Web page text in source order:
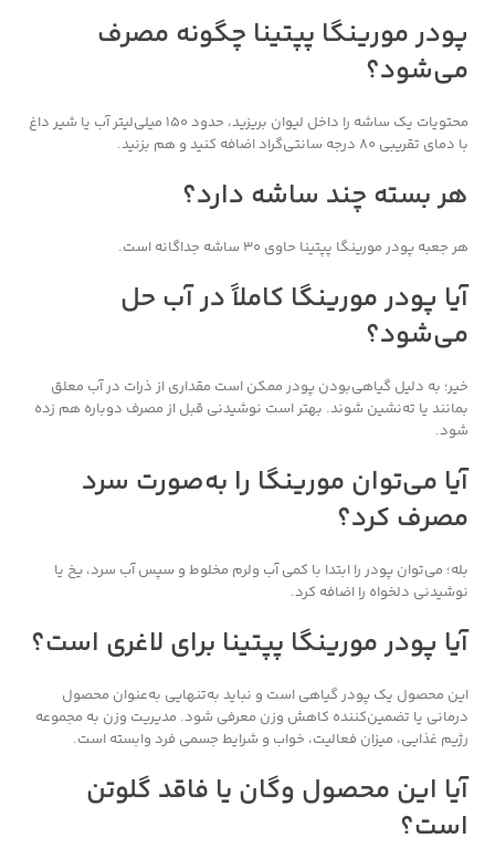
پودر مورینگا پپتینا چگونه مصرف
می‌شود؟
محتویات یک ساشه را داخل لیوان بریزید، حدود ۱۵۰ میلی‌لیتر آب یا شیر داغ
با دمای تقریبی ۸۰ درجه سانتی‌گراد اضافه کنید و هم بزنید.
هر بسته چند ساشه دارد؟
هر جعبه پودر مورینگا پپتینا حاوی ۳۰ ساشه جداگانه است.
آیا پودر مورینگا کاملاً در آب حل
می‌شود؟
خیر؛ به دلیل گیاهی‌بودن پودر ممکن است مقداری از ذرات در آب معلق
بمانند یا ته‌نشین شوند. بهتر است نوشیدنی قبل از مصرف دوباره هم زده
شود.
آیا می‌توان مورینگا را به‌صورت سرد
مصرف کرد؟
بله؛ می‌توان پودر را ابتدا با کمی آب ولرم مخلوط و سپس آب سرد، یخ یا
نوشیدنی دلخواه را اضافه کرد.
آیا پودر مورینگا پپتینا برای لاغری است؟
این محصول یک پودر گیاهی است و نباید به‌تنهایی به‌عنوان محصول
درمانی یا تضمین‌کننده کاهش وزن معرفی شود. مدیریت وزن به مجموعه
رژیم غذایی، میزان فعالیت، خواب و شرایط جسمی فرد وابسته است.
آیا این محصول وگان یا فاقد گلوتن
است؟